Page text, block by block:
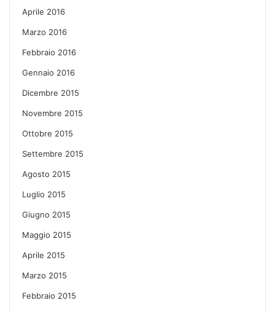
Aprile 2016
Marzo 2016
Febbraio 2016
Gennaio 2016
Dicembre 2015
Novembre 2015
Ottobre 2015
Settembre 2015
Agosto 2015
Luglio 2015
Giugno 2015
Maggio 2015
Aprile 2015
Marzo 2015
Febbraio 2015